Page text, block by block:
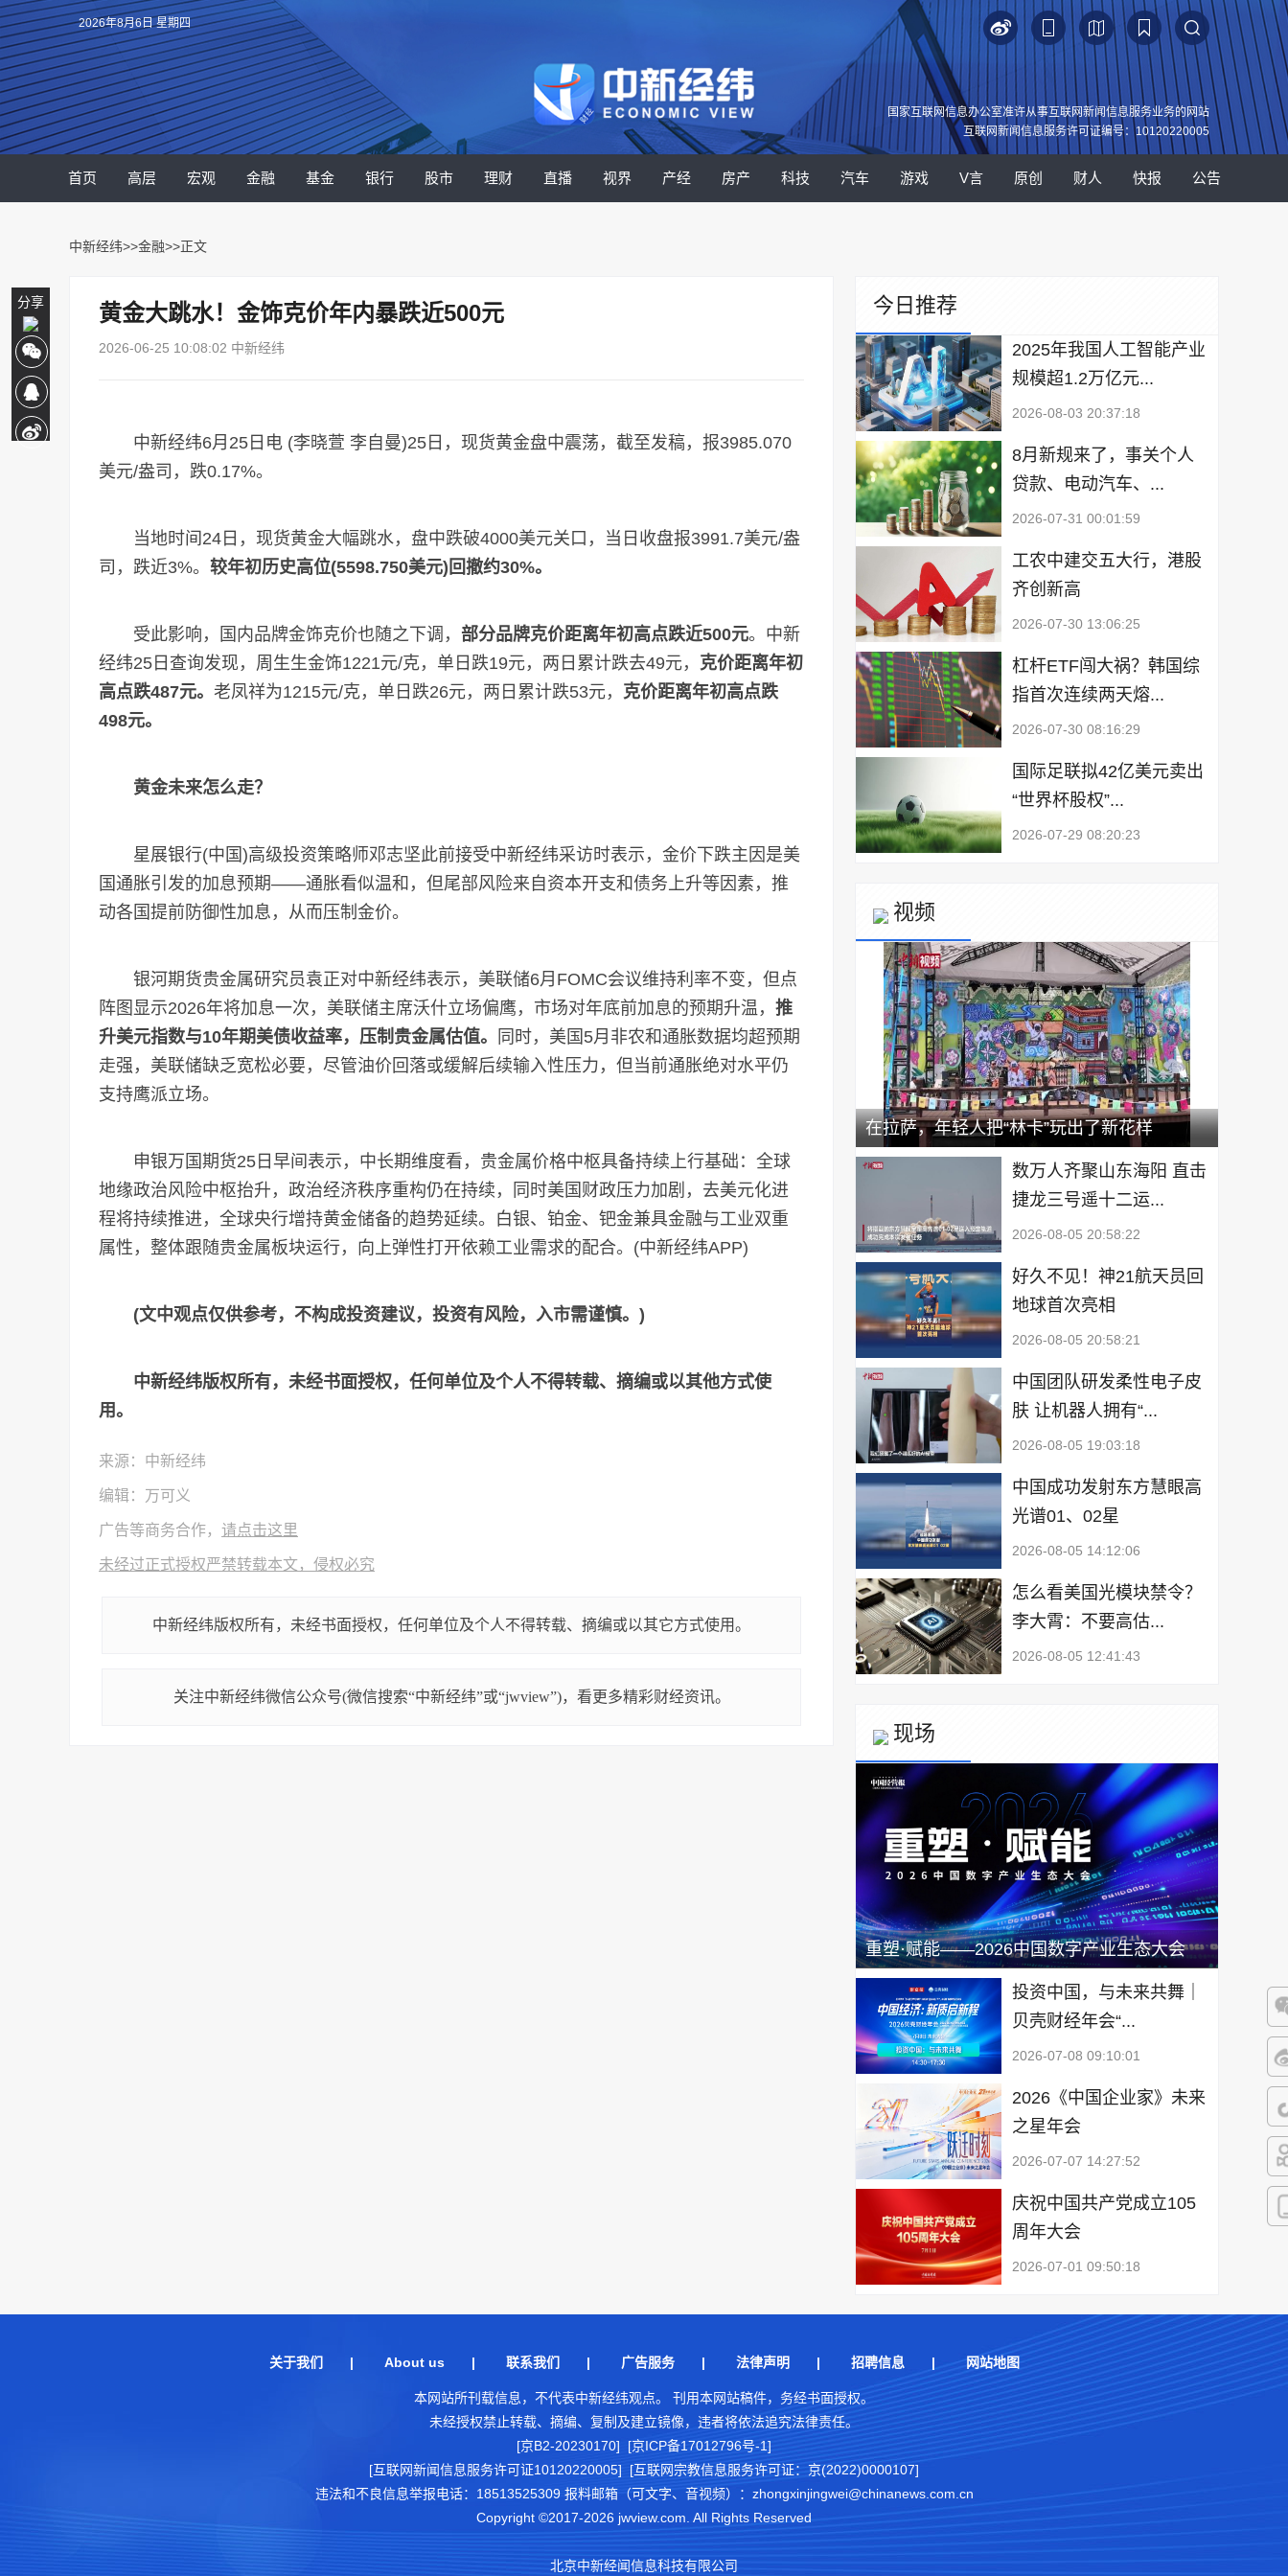
微
微
抖
快
分享
2026年8月6日 星期四
国家互联网信息办公室准许从事互联网新闻信息服务业务的网站
互联网新闻信息服务许可证编号：10120220005
首页 高层 宏观 金融 基金 银行 股市 理财 直播 视界 产经 房产 科技 汽车 游戏 V言 原创 财人 快报 公告
中新经纬>>金融>>正文
黄金大跳水！金饰克价年内暴跌近500元
2026-06-25 10:08:02 中新经纬
中新经纬6月25日电 (李晓萱 李自曼)25日，现货黄金盘中震荡，截至发稿，报3985.070
美元/盎司，跌0.17%。
当地时间24日，现货黄金大幅跳水，盘中跌破4000美元关口，当日收盘报3991.7美元/盎
司，跌近3%。 较年初历史高位(5598.750美元)回撤约30%。
受此影响，国内品牌金饰克价也随之下调， 部分品牌克价距离年初高点跌近500元。中新
经纬25日查询发现，周生生金饰1221元/克，单日跌19元，两日累计跌去49元， 克价距离年初
高点跌487元。 老凤祥为1215元/克，单日跌26元，两日累计跌53元， 克价距离年初高点跌
498元。
黄金未来怎么走？
星展银行(中国)高级投资策略师邓志坚此前接受中新经纬采访时表示，金价下跌主因是美
国通胀引发的加息预期——通胀看似温和，但尾部风险来自资本开支和债务上升等因素，推
动各国提前防御性加息，从而压制金价。
银河期货贵金属研究员袁正对中新经纬表示，美联储6月FOMC会议维持利率不变，但点
阵图显示2026年将加息一次，美联储主席沃什立场偏鹰，市场对年底前加息的预期升温， 推
升美元指数与10年期美债收益率，压制贵金属估值。
同时，美国5月非农和通胀数据均超预期
走强，美联储缺乏宽松必要，尽管油价回落或缓解后续输入性压力，但当前通胀绝对水平仍
支持鹰派立场。
申银万国期货25日早间表示，中长期维度看，贵金属价格中枢具备持续上行基础：全球
地缘政治风险中枢抬升，政治经济秩序重构仍在持续，同时美国财政压力加剧，去美元化进
程将持续推进，全球央行增持黄金储备的趋势延续。白银、铂金、钯金兼具金融与工业双重
属性，整体跟随贵金属板块运行，向上弹性打开依赖工业需求的配合。(中新经纬APP)
(文中观点仅供参考，不构成投资建议，投资有风险，入市需谨慎。)
中新经纬版权所有，未经书面授权，任何单位及个人不得转载、摘编或以其他方式使
用。
来源：中新经纬
编辑：万可义
广告等商务合作， 请点击这里
未经过正式授权严禁转载本文，侵权必究
中新经纬版权所有，未经书面授权，任何单位及个人不得转载、摘编或以其它方式使用。
关注中新经纬微信公众号(微信搜索“中新经纬”或“jwview”)，看更多精彩财经资讯。
今日推荐
2025年我国人工智能产业
规模超1.2万亿元...
2026-08-03 20:37:18
8月新规来了，事关个人
贷款、电动汽车、...
2026-07-31 00:01:59
工农中建交五大行，港股
齐创新高
2026-07-30 13:06:25
杠杆ETF闯大祸？韩国综
指首次连续两天熔...
2026-07-30 08:16:29
国际足联拟42亿美元卖出
“世界杯股权”...
2026-07-29 08:20:23
视频
在拉萨，年轻人把“林卡”玩出了新花样
数万人齐聚山东海阳 直击
捷龙三号遥十二运...
2026-08-05 20:58:22
好久不见！神21航天员回
地球首次亮相
2026-08-05 20:58:21
中国团队研发柔性电子皮
肤 让机器人拥有“...
2026-08-05 19:03:18
中国成功发射东方慧眼高
光谱01、02星
2026-08-05 14:12:06
怎么看美国光模块禁令？
李大霄：不要高估...
2026-08-05 12:41:43
现场
重塑·赋能——2026中国数字产业生态大会
投资中国，与未来共舞｜
贝壳财经年会“...
2026-07-08 09:10:01
2026《中国企业家》未来
之星年会
2026-07-07 14:27:52
庆祝中国共产党成立105
周年大会
2026-07-01 09:50:18
关于我们 | About us| 联系我们 | 广告服务| 法律声明 | 招聘信息 | 网站地图
本网站所刊载信息，不代表中新经纬观点。 刊用本网站稿件，务经书面授权。
未经授权禁止转载、摘编、复制及建立镜像，违者将依法追究法律责任。
[京B2-20230170] [京ICP备17012796号-1]
[互联网新闻信息服务许可证10120220005]
[互联网宗教信息服务许可证：京(2022)0000107]
违法和不良信息举报电话：18513525309 报料邮箱（可文字、音视频）：zhongxinjingwei@chinanews.com.cn
Copyright ©2017-2026 jwview.com. All Rights Reserved
北京中新经闻信息科技有限公司